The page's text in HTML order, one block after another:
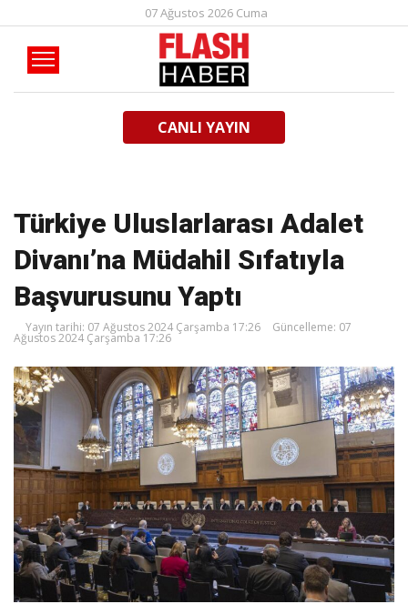
07 Ağustos 2026 Cuma
CANLI YAYIN
Türkiye Uluslarlarası Adalet
Divanı’na Müdahil Sıfatıyla
Başvurusunu Yaptı
Yayın tarihi: 07 Ağustos 2024 Çarşamba 17:26 Güncelleme: 07
Ağustos 2024 Çarşamba 17:26